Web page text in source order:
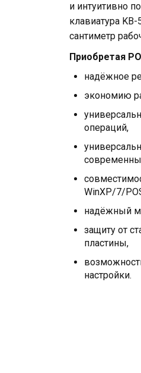
и интуитивно
клавиатура
сантиметр
Приобретая
надёжное
экономию
операций,
WinXP/7/
надёжный
защиту от
пластины,
настройки.